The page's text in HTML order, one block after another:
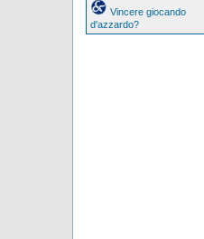
Vincere giocando
d'azzardo?